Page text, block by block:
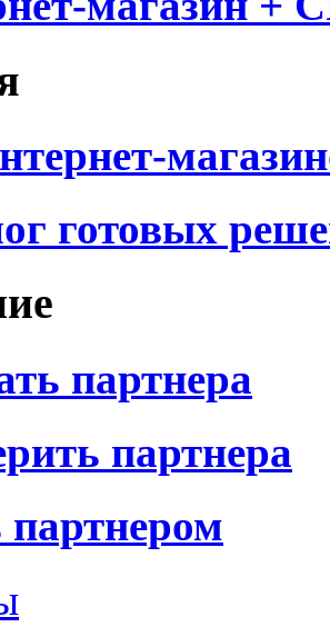
готовых
партнера
партнера
партнером